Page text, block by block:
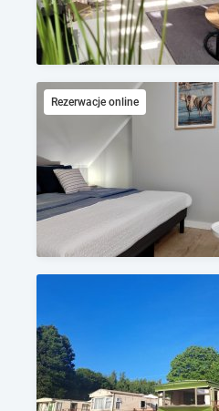
e
s
.
Rezerwacje online